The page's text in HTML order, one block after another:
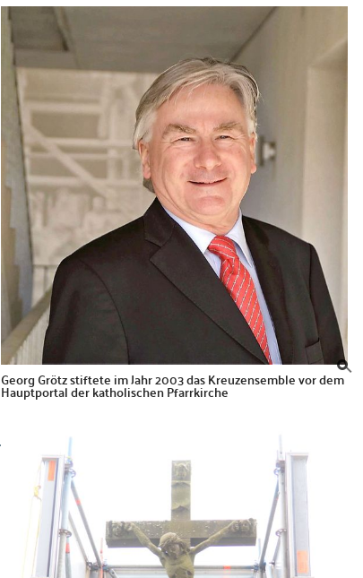
Georg Grötz stiftete im Jahr 2003 das Kreuzensemble vor dem
Hauptportal der katholischen Pfarrkirche